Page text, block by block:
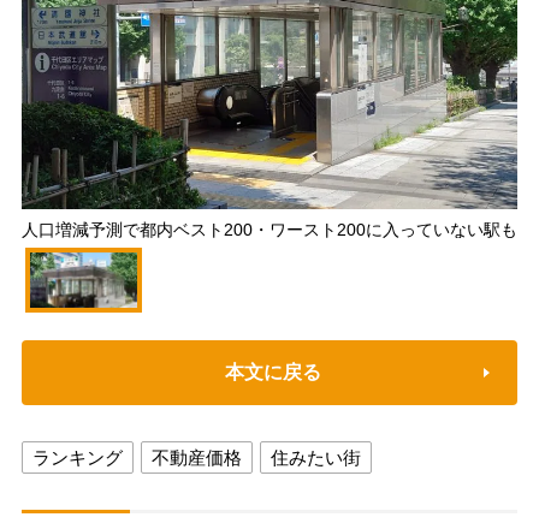
人口増減予測で都内ベスト200・ワースト200に入っていない駅も
本文に戻る
ランキング 不動産価格 住みたい街